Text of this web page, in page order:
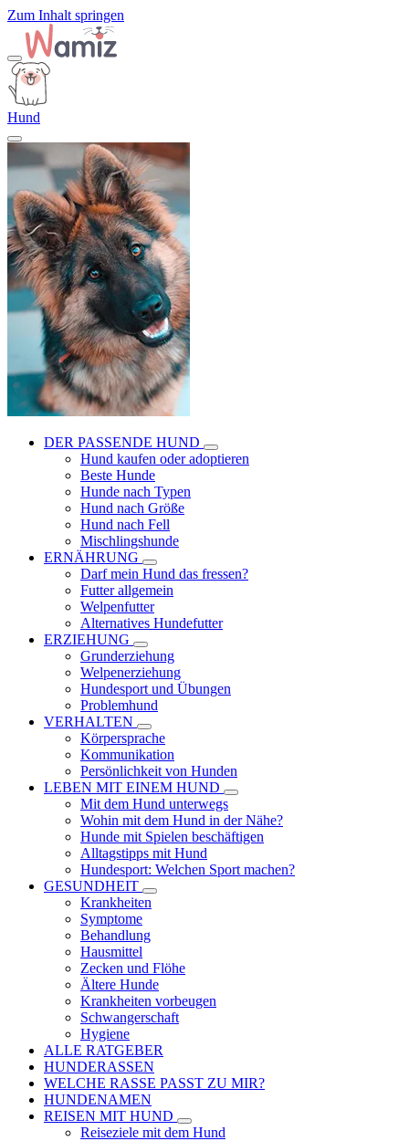
Zum Inhalt springen
Hund
DER PASSENDE HUND
Hund kaufen oder adoptieren
Beste Hunde
Hunde nach Typen
Hund nach Größe
Hund nach Fell
Mischlingshunde
ERNÄHRUNG
Darf mein Hund das fressen?
Futter allgemein
Welpenfutter
Alternatives Hundefutter
ERZIEHUNG
Grunderziehung
Welpenerziehung
Hundesport und Übungen
Problemhund
VERHALTEN
Körpersprache
Kommunikation
Persönlichkeit von Hunden
LEBEN MIT EINEM HUND
Mit dem Hund unterwegs
Wohin mit dem Hund in der Nähe?
Hunde mit Spielen beschäftigen
Alltagstipps mit Hund
Hundesport: Welchen Sport machen?
GESUNDHEIT
Krankheiten
Symptome
Behandlung
Hausmittel
Zecken und Flöhe
Ältere Hunde
Krankheiten vorbeugen
Schwangerschaft
Hygiene
ALLE RATGEBER
HUNDERASSEN
WELCHE RASSE PASST ZU MIR?
HUNDENAMEN
REISEN MIT HUND
Reiseziele mit dem Hund